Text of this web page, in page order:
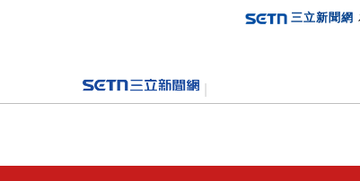
三立新聞網